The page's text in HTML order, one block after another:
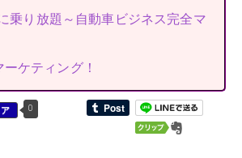
乗り放題～自動車ビジネス完全マ
ケティング！
0